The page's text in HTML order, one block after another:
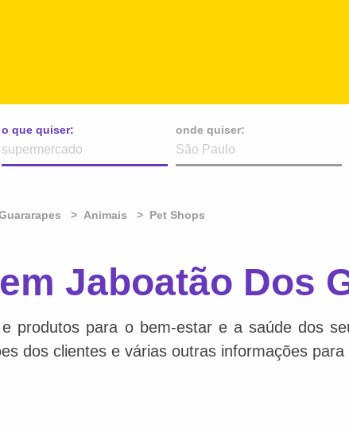
o que quiser:
onde quiser:
Animais Pet Shops
Jaboatão Dos
produtos para o bem-estar e a saúde dos
dos clientes e várias outras informações para